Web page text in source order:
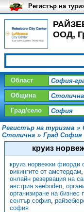
ООД,
Регистър на
Област
Община
Град/село
Регистър на туризма »
Столична » Град София
круиз
круиз норвежки фиорди
викингите от амстердам,
онлайн резервация на
австрия seeboden,
организиране на бизнес
сентър софия,
софия